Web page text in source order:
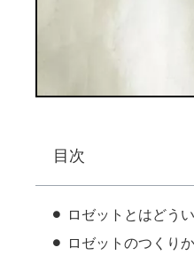
目次
ロゼットとはどう
ロゼットのつくり